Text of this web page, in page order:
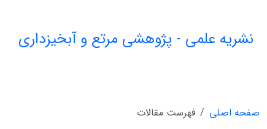
نشریه علمی - پژوهشی مرتع و آبخیزداری
صفحه اصلی
فهرست مقالات